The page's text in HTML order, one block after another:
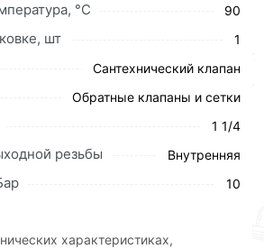
в корзину»
контактам указанным на сайте.
°С 90
шт 1
Сантехнический клапан
Обратные клапаны и сетки
1 1/4
резьбы Внутренняя
10
характеристиках,